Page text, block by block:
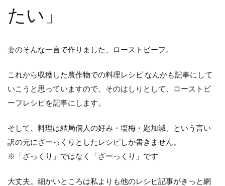
たい」
妻のそんな一言で作りました、ローストビーフ。
これから収穫した農作物での料理レシピ なんかも記事にして
いこうと思っていますので、そのはしりとして、ローストビ
ーフレシピを記事にします。
そして、料理は結局個人の好み・塩梅・匙加減、という言い
訳の元にざーっくりとしたレシピしか書きません。
※「ざっくり」ではなく「ざーっくり」です
大丈夫。細かいところは私よりも他のレシピ記事がきっと網